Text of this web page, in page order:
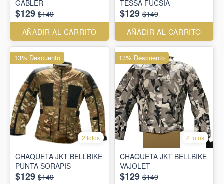
GABLER
$129 $149
AÑADIR AL CARRITO
TESSA FUCSIA
$129 $149
AÑADIR AL CARRITO
2 fotos
CHAQUETA JKT BELLBIKE
PUNTA SORAPIS
$129 $149
13% Descuento
2 fotos
CHAQUETA JKT BELLBIKE
VAJOLET
$129 $149
13% Descuento